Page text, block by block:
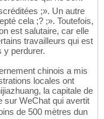
;». Un autre
cela ;? ;». Toutefois,
est salutaire, car elle
travailleurs qui est
y perdurer.
chinois a mis
locales ont
la capitale de
sur WeChat qui avertit
de 500 mètres dun